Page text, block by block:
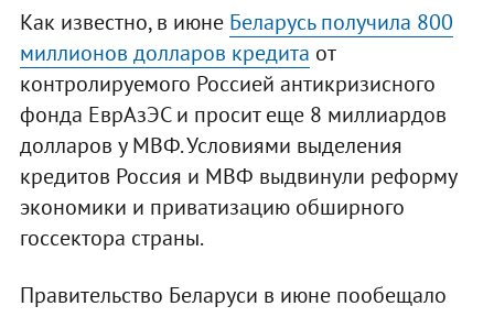
Как известно, в июне Беларусь получила 800
миллионов долларов кредита от
контролируемого Россией антикризисного
фонда ЕврАзЭС и просит еще 8 миллиардов
долларов у МВФ. Условиями выделения
кредитов Россия и МВФ выдвинули реформу
экономики и приватизацию обширного
госсектора страны.
Правительство Беларуси в июне пообещало